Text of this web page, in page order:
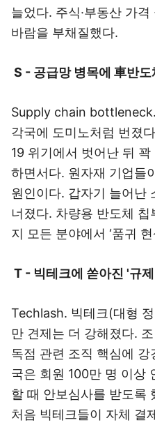
늘었다. 주식·부동산 가
바람을 부채질했다.
S - 공급망 병목에 車반도
Supply chain
각국에 도미노처럼 번졌
19 위기에서 벗어난 뒤
하면서다. 원자재 기업들
원인이다. 갑자기 늘어난
너졌다. 차량용 반도체
지 모든 분야에서 ‘품귀
T - 빅테크에 쏟아진 '규
Techlash. 빅테크(대형
만 견제는 더 강해졌다.
독점 관련 조직 핵심에
국은 회원 100만 명 이상
할 때 안보심사를 받도록
처음 빅테크들이 자체 결